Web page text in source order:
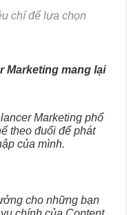
chí để lựa chọn
Marketing mang lại
Marketing phổ
theo đuổi để phát
của mình.
cho những bạn